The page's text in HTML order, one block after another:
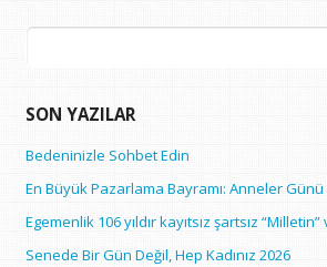
Arama:
SON YAZILAR
Bedeninizle Sohbet Edin
En Büyük Pazarlama Bayramı: Anneler Günü
Egemenlik 106 yıldır kayıtsız şartsız
Senede Bir Gün Değil, Hep Kadınız 2026